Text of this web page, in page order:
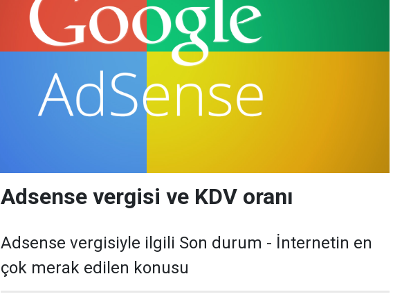
Adsense vergisi ve KDV oranı
Adsense vergisiyle ilgili Son durum - İnternetin en
çok merak edilen konusu